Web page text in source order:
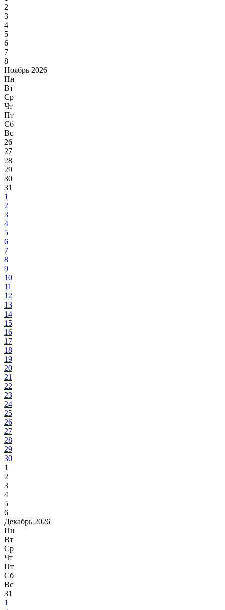
2
3
4
5
6
7
8
Ноябрь 2026
Пн
Вт
Ср
Чт
Пт
Сб
Вс
26
27
28
29
30
31
1
2
3
4
5
6
7
8
9
10
11
12
13
14
15
16
17
18
19
20
21
22
23
24
25
26
27
28
29
30
1
2
3
4
5
6
Декабрь 2026
Пн
Вт
Ср
Чт
Пт
Сб
Вс
31
1